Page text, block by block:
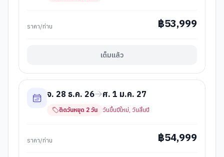
ราคา/ท่าน ฿53,999
เต็มแล้ว
จ. 28 ธ.ค. 26 ศ. 1 ม.ค. 27
ติดวันหยุด 2 วัน วันขึ้นปีใหม่, วันสิ้นปี
ราคา/ท่าน ฿54,999